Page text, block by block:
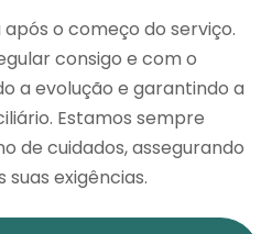
o começo do serviço.
consigo e com o
a evolução e garantindo a
Estamos sempre
de cuidados, assegurando
exigências.